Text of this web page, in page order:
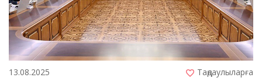
13.08.2025 Таңдаулыларға